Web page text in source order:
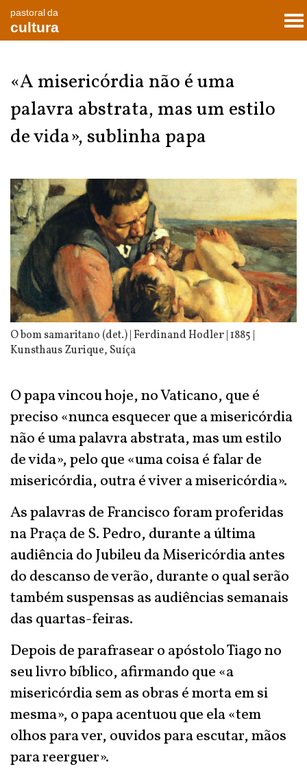
pastoral da
cultura
«A misericórdia não é uma
palavra abstrata, mas um estilo
de vida», sublinha papa
O bom samaritano (det.) | Ferdinand Hodler | 1885 |
Kunsthaus Zurique, Suíça
O papa vincou hoje, no Vaticano, que é
preciso «nunca esquecer que a misericórdia
não é uma palavra abstrata, mas um estilo
de vida», pelo que «uma coisa é falar de
misericórdia, outra é viver a misericórdia».
As palavras de Francisco foram proferidas
na Praça de S. Pedro, durante a última
audiência do Jubileu da Misericórdia antes
do descanso de verão, durante o qual serão
também suspensas as audiências semanais
das quartas-feiras.
Depois de parafrasear o apóstolo Tiago no
seu livro bíblico, afirmando que «a
misericórdia sem as obras é morta em si
mesma», o papa acentuou que ela «tem
olhos para ver, ouvidos para escutar, mãos
para reerguer».